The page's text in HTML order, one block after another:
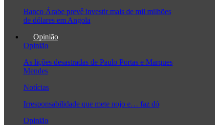
Banco Árabe prevê investir mais de mil milhões
de dólares em Angola
Opinião
Opinião
As lições desastradas de Paulo Portas e Marques
Mendes
Notícias
Irresponsabilidade que mete nojo e… faz dó
Opinião